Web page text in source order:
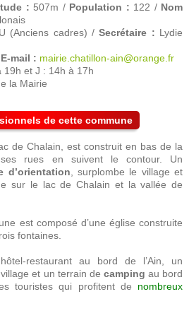
: 507m / Population : 122 / Nom
(Anciens cadres) /Secrétaire : Lydie
E-mail : mairie.chatillon-ain@orange.fr
19h et J : 14h à 17h
la Mairie
de cette commune
de Chalain, est construit en bas de la
ses rues en suivent le contour. Un
d’orientation , surplombe le village et
sur le lac de Chalain et la vallée de
est composé d’une église construite
fontaines.
restaurant au bord de l’Ain, un
et un terrain de camping au bord
touristes qui profitent de nombreux